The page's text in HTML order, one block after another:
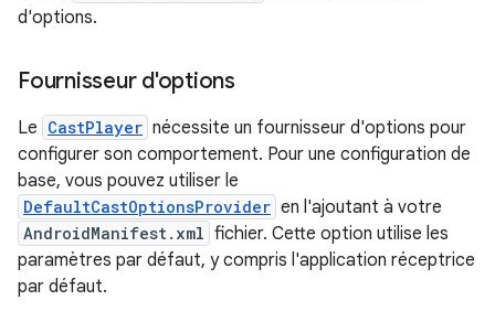
d'options.
Fournisseur d'options
Le CastPlayer nécessite un fournisseur d'options pour
configurer son comportement. Pour une configuration de
base, vous pouvez utiliser le
DefaultCastOptionsProvider en l'ajoutant à votre
AndroidManifest.xml fichier. Cette option utilise les
paramètres par défaut, y compris l'application réceptrice
par défaut.